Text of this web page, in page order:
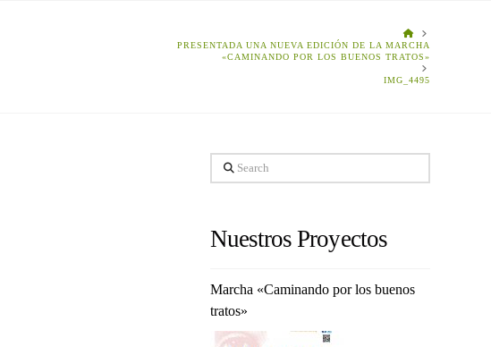
HOME
PRESENTADA UNA NUEVA EDICIÓN DE LA MARCHA
«CAMINANDO POR LOS BUENOS TRATOS»
IMG_4495
Search
Nuestros Proyectos
Marcha «Caminando por los buenos
tratos»